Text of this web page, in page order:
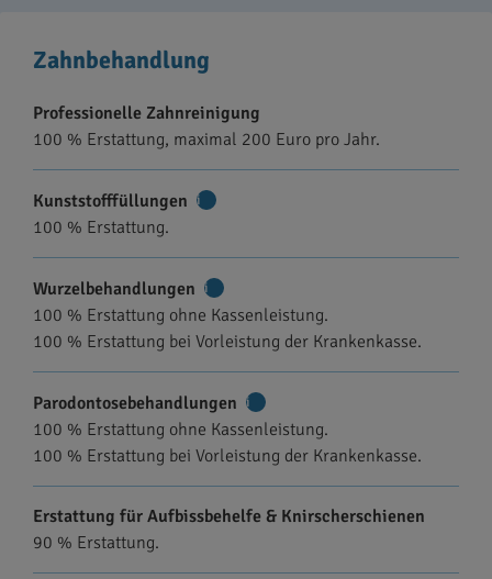
Zahnbehandlung
Professionelle Zahnreinigung
100 % Erstattung, maximal 200 Euro pro Jahr.
Kunststofffüllungen
100 % Erstattung.
Wurzelbehandlungen
Informationen
100 % Erstattung ohne Kassenleistung.
100 % Erstattung bei Vorleistung der Krankenkasse.
Parodontosebehandlungen
Informationen
100 % Erstattung ohne Kassenleistung.
100 % Erstattung bei Vorleistung der Krankenkasse.
Erstattung für Aufbissbehelfe & Knirscherschienen
90 % Erstattung.